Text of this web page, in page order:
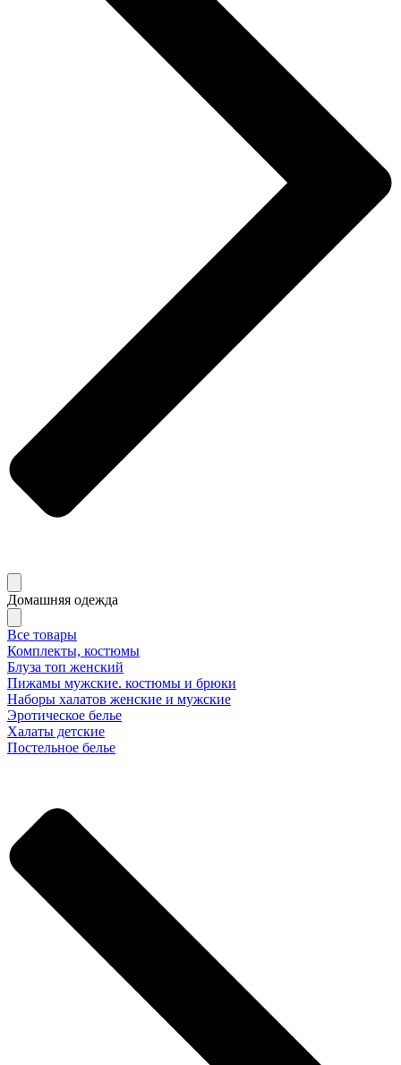
Домашняя одежда
Все товары
Комплекты, костюмы
Блуза топ женский
Пижамы мужские. костюмы и брюки
Наборы халатов женские и мужские
Эротическое белье
Халаты детские
Постельное белье